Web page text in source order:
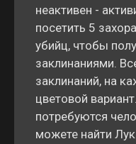
неактивен -
посетить 5
убийц, чтобы
заклинаниями.
заклинаний, на
цветовой
потребуются
можете найти